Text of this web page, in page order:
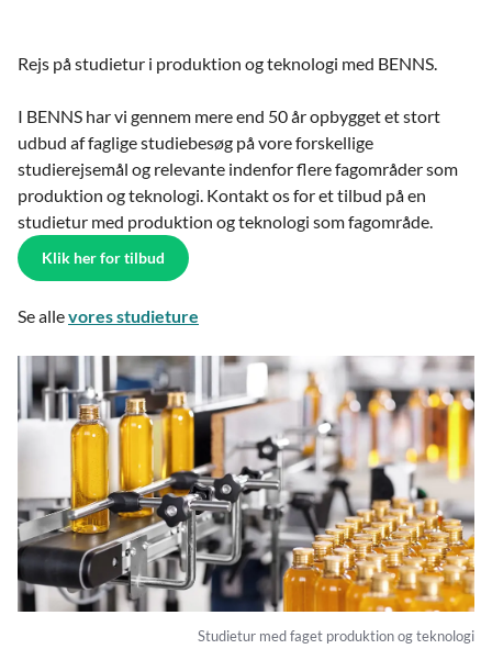
Rejs på studietur i produktion og teknologi med BENNS.
I BENNS har vi gennem mere end 50 år opbygget et stort
udbud af faglige studiebesøg på vore forskellige
studierejsemål og relevante indenfor flere fagområder som
produktion og teknologi. Kontakt os for et tilbud på en
studietur med produktion og teknologi som fagområde.
Klik her for tilbud
Se allevores studieture
Studietur med faget produktion og teknologi